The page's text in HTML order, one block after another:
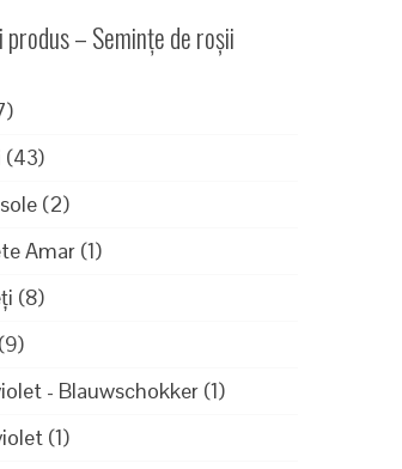
– Semințe de roșii
(43)
(2)
Amar (1)
(8)
(9)
- Blauwschokker (1)
(1)